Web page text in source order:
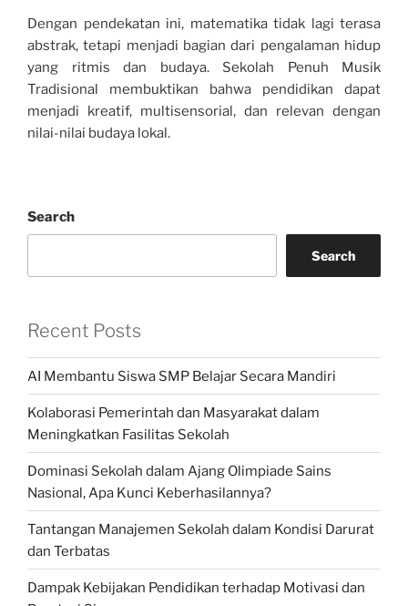
Dengan pendekatan ini, matematika tidak lagi terasa
abstrak, tetapi menjadi bagian dari pengalaman hidup
yang ritmis dan budaya. Sekolah Penuh Musik
Tradisional membuktikan bahwa pendidikan dapat
menjadi kreatif, multisensorial, dan relevan dengan
nilai-nilai budaya lokal.
Search
Search
Recent Posts
AI Membantu Siswa SMP Belajar Secara Mandiri
Kolaborasi Pemerintah dan Masyarakat dalam
Meningkatkan Fasilitas Sekolah
Dominasi Sekolah dalam Ajang Olimpiade Sains
Nasional, Apa Kunci Keberhasilannya?
Tantangan Manajemen Sekolah dalam Kondisi Darurat
dan Terbatas
Dampak Kebijakan Pendidikan terhadap Motivasi dan